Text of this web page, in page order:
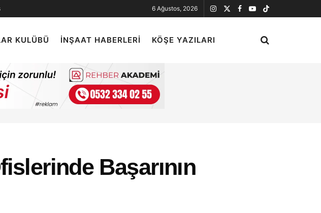
6 Ağustos, 2026
KULÜBÜ İNŞAAT HABERLERI KÖŞE YAZILARI
Başarının